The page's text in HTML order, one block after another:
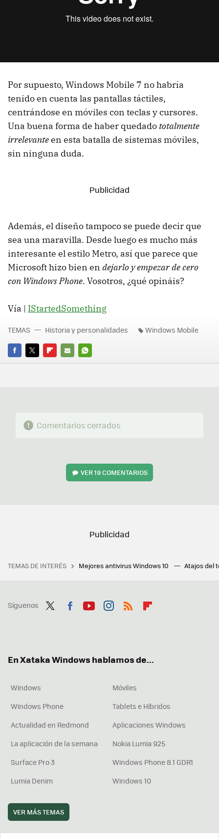
Por supuesto, Windows Mobile 7 no habría
tenido en cuenta las pantallas táctiles,
centrándose en móviles con teclas y cursores.
Una buena forma de haber quedado totalmente
irrelevanteen esta batalla de sistemas móviles,
sin ninguna duda.
Además, el diseño tampoco se puede decir que
sea una maravilla. Desde luego es mucho más
interesante el estilo Metro, así que parece que
Microsoft hizo bien en dejarlo y empezar de cero
con Windows Phone. Vosotros, ¿qué opináis?
Vía | IStartedSomething
FACEBOOK
TWITTERFLIPBOARD
E-
WHATSAPP
TEMAS Historia y personalidades Windows Mobile
Comentarios cerrados
VER19 COMENTARIOS
TEMAS DE INTERÉS Mejores antivirus Windows 10 Atajos del
Síguenos
En Xataka Windows hablamos de...
Windows
Móviles
Windows Phone
Tablets e Híbridos
Actualidad en Redmond
Aplicaciones Windows
La aplicación de la semana
Nokia Lumia 925
Surface Pro 3
Windows Phone 8.1 GDR1
Lumia Denim
Windows 10
VER MÁS TEMAS